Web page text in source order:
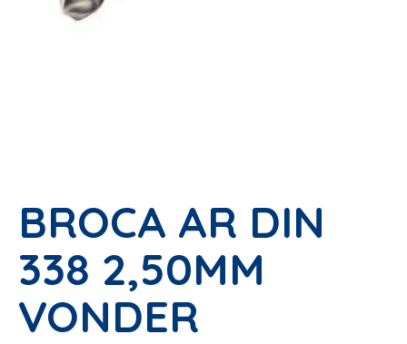
BROCA AR DIN
338 2,50MM
VONDER